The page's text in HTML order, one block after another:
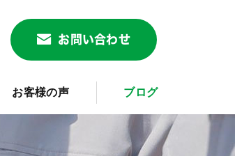
お問い合わせ
お客様の声 ブログ